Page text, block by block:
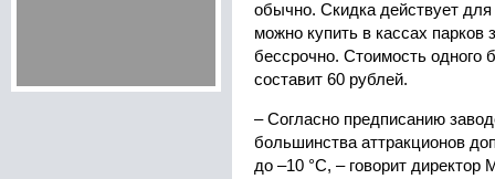
обычно. Скидка действует
можно купить в кассах парков
бессрочно. Стоимость одного
составит 60 рублей.
– Согласно предписанию
большинства аттракционов
до –10 °C, – говорит